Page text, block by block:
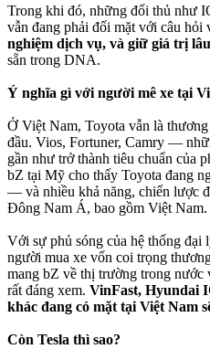
Trong khi đó, những đối thủ như
vẫn đang phải đối mặt với câu hỏi
nghiệm dịch vụ, và giữ giá trị
sẵn trong DNA.
Ý nghĩa gì với người mê xe tại
Ở Việt Nam, Toyota vẫn là
đầu. Vios, Fortuner, Camry —
gần như trở thành tiêu chuẩn của
bZ tại Mỹ cho thấy Toyota đang
— và nhiều khả năng, chiến lược
Đông Nam Á, bao gồm Việt Nam.
Với sự phủ sóng của hệ thống
người mua xe vốn coi trọng
mang bZ về thị trường trong nước
rất đáng xem. VinFast, Hyundai
khác đang có mặt tại Việt Nam
Còn Tesla thì sao?